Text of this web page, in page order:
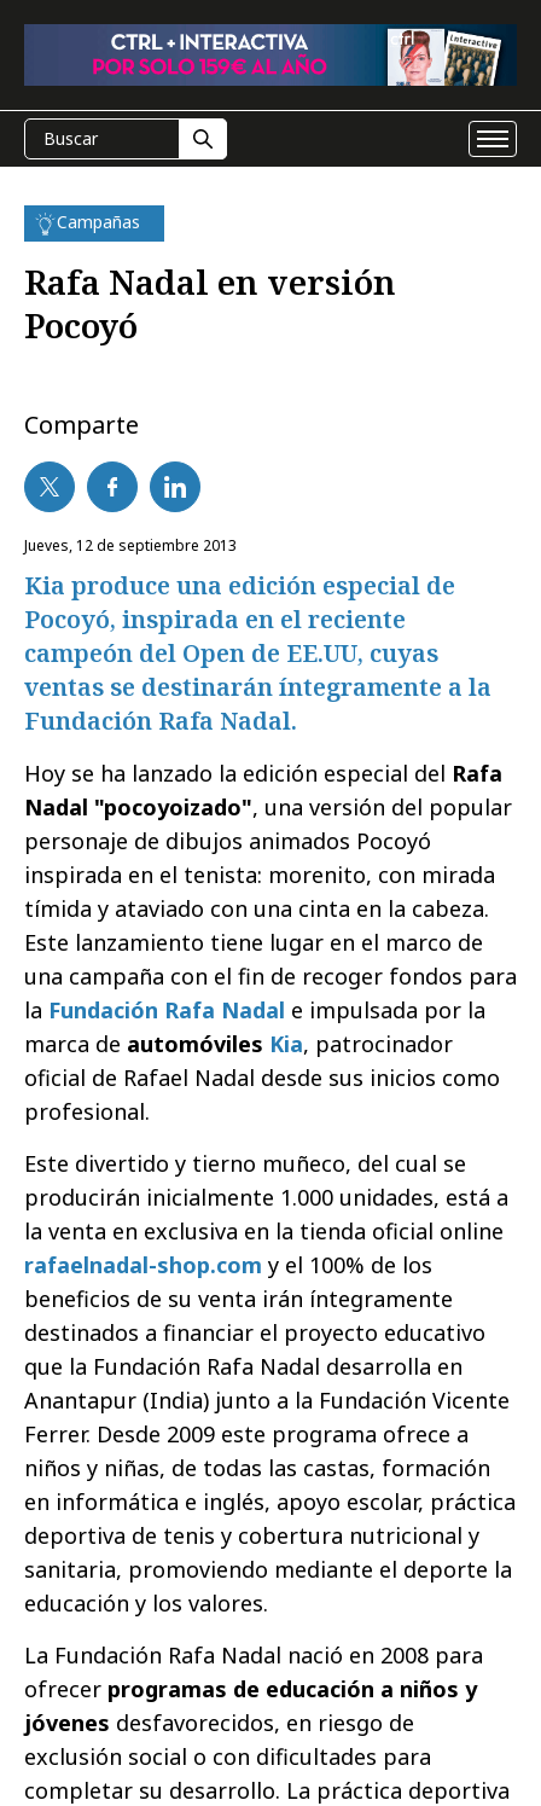
Campañas
Rafa Nadal en versión
Pocoyó
Comparte
jueves, 12 de septiembre 2013
Kia produce una edición especial de
Pocoyó, inspirada en el reciente
campeón del Open de EE.UU, cuyas
ventas se destinarán íntegramente a la
Fundación Rafa Nadal.
Hoy se ha lanzado la edición especial del Rafa
Nadal "pocoyoizado", una versión del popular
personaje de dibujos animados Pocoyó
inspirada en el tenista: morenito, con mirada
tímida y ataviado con una cinta en la cabeza.
Este lanzamiento tiene lugar en el marco de
una campaña con el fin de recoger fondos para
la Fundación Rafa Nadal e impulsada por la
marca de automóviles Kia, patrocinador
oficial de Rafael Nadal desde sus inicios como
profesional.
Este divertido y tierno muñeco, del cual se
producirán inicialmente 1.000 unidades, está a
la venta en exclusiva en la tienda oficial online
rafaelnadal-shop.com y el 100% de los
beneficios de su venta irán íntegramente
destinados a financiar el proyecto educativo
que la Fundación Rafa Nadal desarrolla en
Anantapur (India) junto a la Fundación Vicente
Ferrer. Desde 2009 este programa ofrece a
niños y niñas, de todas las castas, formación
en informática e inglés, apoyo escolar, práctica
deportiva de tenis y cobertura nutricional y
sanitaria, promoviendo mediante el deporte la
educación y los valores.
La Fundación Rafa Nadal nació en 2008 para
ofrecer programas de educación a niños y
jóvenes desfavorecidos, en riesgo de
exclusión social o con dificultades para
completar su desarrollo. La práctica deportiva